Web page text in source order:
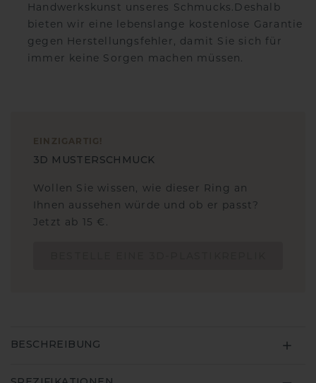
Handwerkskunst unseres Schmucks.Deshalb
bieten wir eine lebenslange kostenlose Garantie
gegen Herstellungsfehler, damit Sie sich für
immer keine Sorgen machen müssen.
EINZIGARTIG !
3D MUSTERSCHMUCK
Wollen Sie wissen, wie dieser Ring an
Ihnen aussehen würde und ob er passt?
Jetzt ab 15 €.
BESCHREIBUNG